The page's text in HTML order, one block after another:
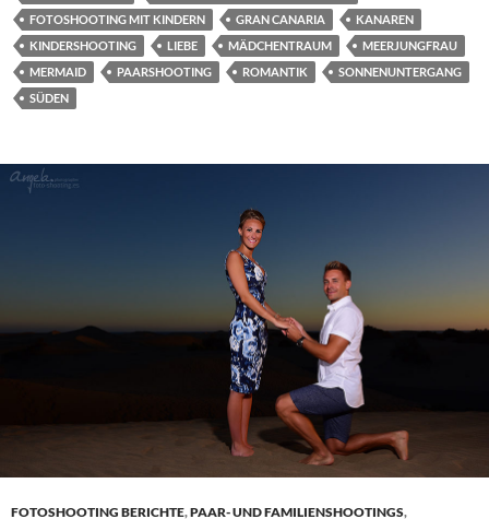
FOTOSHOOTING MIT KINDERN GRAN CANARIA
KANAREN
KINDERSHOOTING
LIEBE MÄDCHENTRAUM
MEERJUNGFRAU
MERMAID
PAARSHOOTING ROMANTIK
SONNENUNTERGANG
SÜDEN
FOTOSHOOTING BERICHTE,PAAR- UND FAMILIENSHOOTINGS,